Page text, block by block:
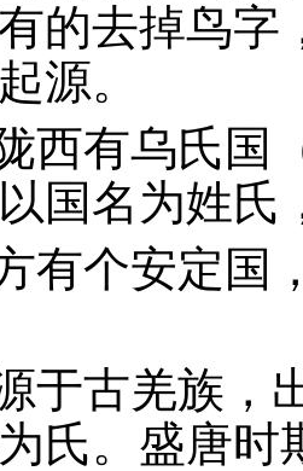
的去掉鸟
源。
西有乌氏国
国名为姓氏
有个安定国
于古羌族，
氏。盛唐